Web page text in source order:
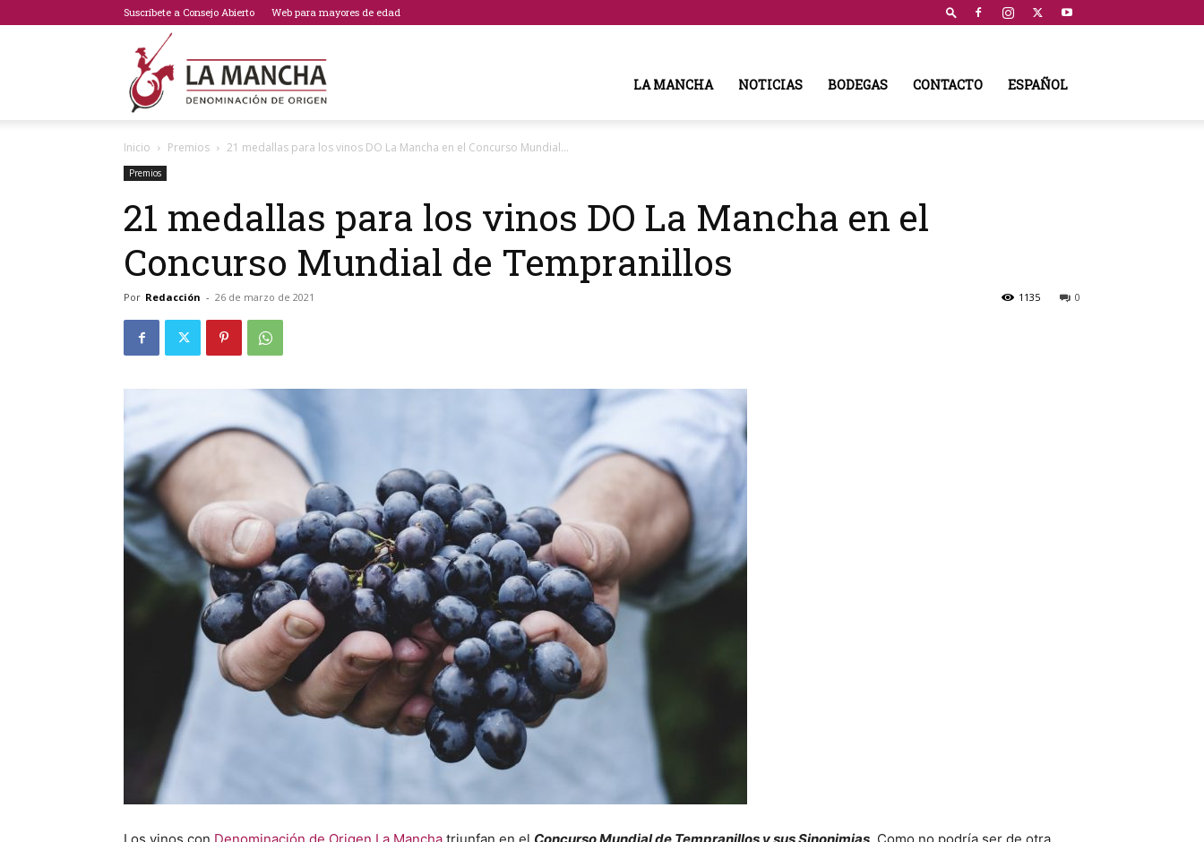
Suscríbete a Consejo Abierto Web para mayores de edad
La
LA MANCHA NOTICIAS BODEGAS CONTACTO ESPAÑOL
Inicio Premios 21 medallas para los vinos DO La Mancha en el Concurso Mundial...
Premios
21 medallas para los vinos DO La Mancha en el
Concurso Mundial de Tempranillos
Por Redacción - 26 de marzo de 2021 0
1135